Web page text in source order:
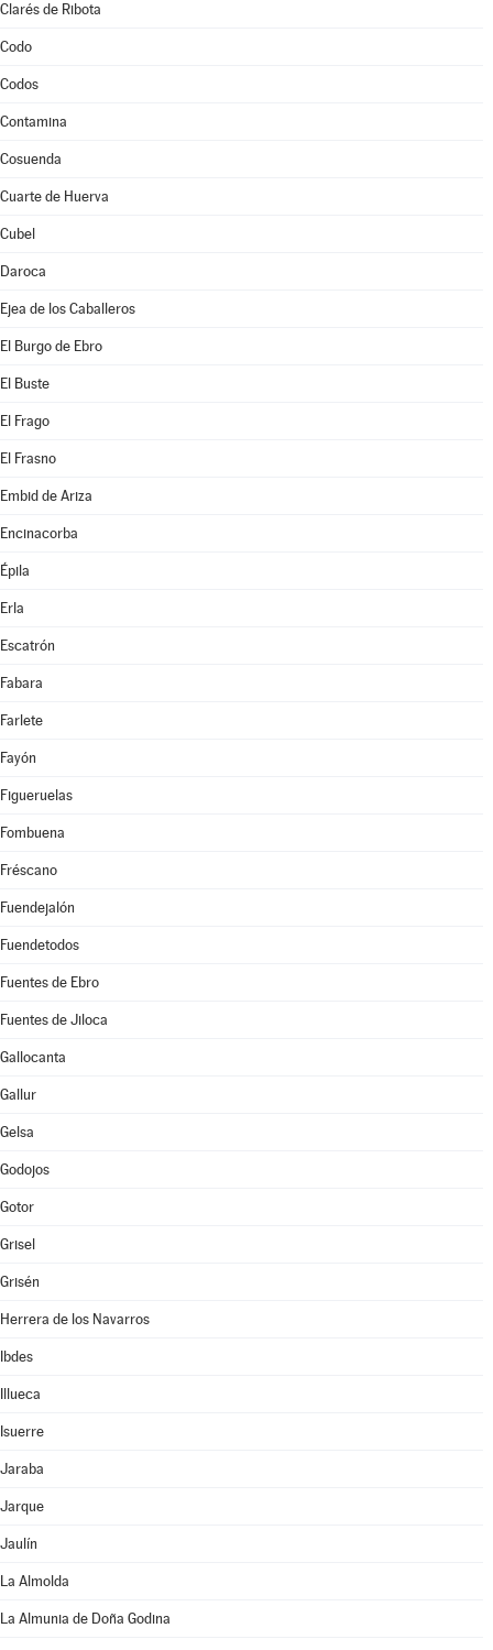
Clarés de Ribota
Codo
Codos
Contamina
Cosuenda
Cuarte de Huerva
Cubel
Daroca
Ejea de los Caballeros
El Burgo de Ebro
El Buste
El Frago
El Frasno
Embid de Ariza
Encinacorba
Épila
Erla
Escatrón
Fabara
Farlete
Fayón
Figueruelas
Fombuena
Fréscano
Fuendejalón
Fuendetodos
Fuentes de Ebro
Fuentes de Jiloca
Gallocanta
Gallur
Gelsa
Godojos
Gotor
Grisel
Grisén
Herrera de los Navarros
Ibdes
Illueca
Isuerre
Jaraba
Jarque
Jaulín
La Almolda
La Almunia de Doña Godina